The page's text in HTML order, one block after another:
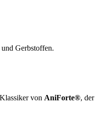
Gerbstoffen.
von AniForte®, der